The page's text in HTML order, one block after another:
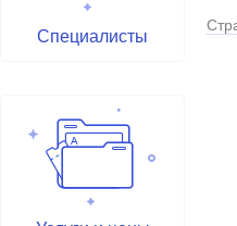
Специалисты